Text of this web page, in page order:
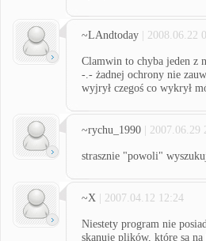
~LAndtoday | 2008.06.22
Clamwin to chyba jeden z
-.- żadnej ochrony nie
wyjrył czegoś co wykrył
~rychu_1990 | 2007.06.29
strasznie "powoli"
~X | 2007.04.12 12:24
Niestety program nie
skanuje plików, które są